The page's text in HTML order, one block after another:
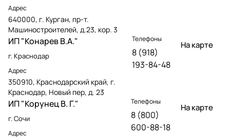
Адрес
640000, г. Курган, пр-т.
Машиностроителей, д.23, кор. 3
ИП "Конарев В.А."
г. Краснодар
Адрес
350910, Краснодарский край, г.
Краснодар, Новый пер, д. 23
Телефоны
8 (918)
193-84-48
На карте
ИП "Корунец В. Г."
г. Сочи
Адрес
Телефоны
8 (800)
600-88-18
На карте